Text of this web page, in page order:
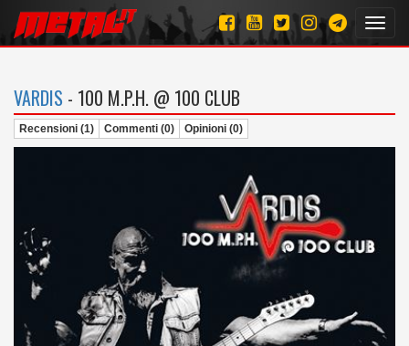
VARDIS - 100 M.P.H. @ 100 CLUB
Recensioni (1) Commenti (0) Opinioni (0)